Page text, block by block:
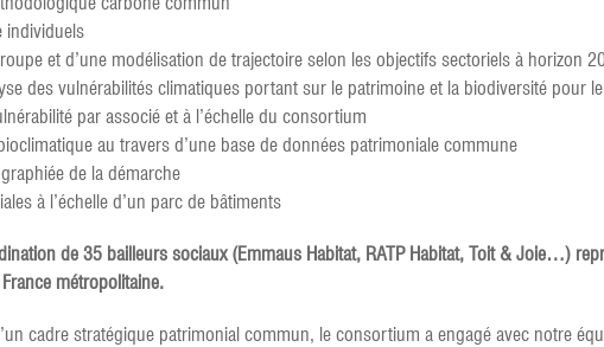
individuels
et d’une modélisation de trajectoire selon les objectifs sectoriels à horizon
des vulnérabilités climatiques portant sur le patrimoine et la biodiversité pour
par associé et à l’échelle du consortium
au travers d’une base de données patrimoniale commune
de la démarche
à l’échelle d’un parc de bâtiments
de 35 bailleurs sociaux (Emmaus Habitat, RATP Habitat, Toit & Joie…)
métropolitaine.
cadre stratégique patrimonial commun, le consortium a engagé avec notre